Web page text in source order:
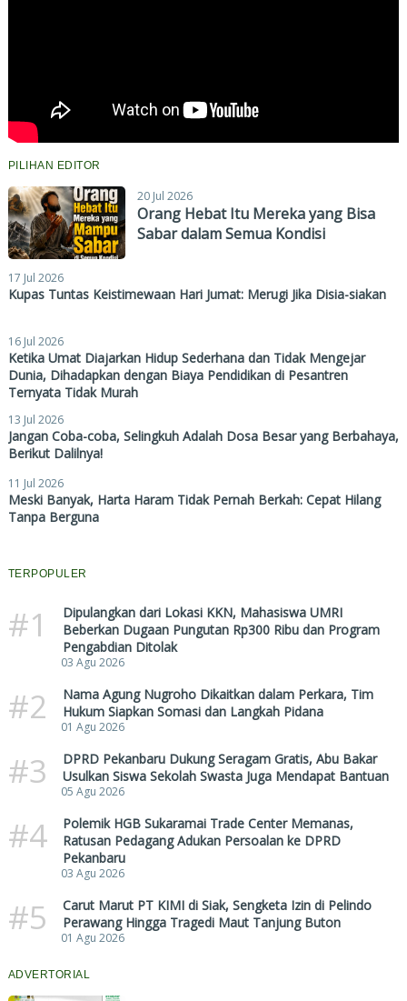
PILIHAN EDITOR
20 Jul 2026
Orang Hebat Itu Mereka yang Bisa
Sabar dalam Semua Kondisi
17 Jul 2026
Kupas Tuntas Keistimewaan Hari Jumat: Merugi Jika Disia-siakan
16 Jul 2026
Ketika Umat Diajarkan Hidup Sederhana dan Tidak Mengejar
Dunia, Dihadapkan dengan Biaya Pendidikan di Pesantren
Ternyata Tidak Murah
13 Jul 2026
Jangan Coba-coba, Selingkuh Adalah Dosa Besar yang Berbahaya,
Berikut Dalilnya!
11 Jul 2026
Meski Banyak, Harta Haram Tidak Pernah Berkah: Cepat Hilang
Tanpa Berguna
TERPOPULER
#1
Dipulangkan dari Lokasi KKN, Mahasiswa UMRI
Beberkan Dugaan Pungutan Rp300 Ribu dan Program
Pengabdian Ditolak
03 Agu 2026
#2
Nama Agung Nugroho Dikaitkan dalam Perkara, Tim
Hukum Siapkan Somasi dan Langkah Pidana
01 Agu 2026
#3
DPRD Pekanbaru Dukung Seragam Gratis, Abu Bakar
Usulkan Siswa Sekolah Swasta Juga Mendapat Bantuan
05 Agu 2026
#4
Polemik HGB Sukaramai Trade Center Memanas,
Ratusan Pedagang Adukan Persoalan ke DPRD
Pekanbaru
03 Agu 2026
#5
Carut Marut PT KIMI di Siak, Sengketa Izin di Pelindo
Perawang Hingga Tragedi Maut Tanjung Buton
01 Agu 2026
ADVERTORIAL